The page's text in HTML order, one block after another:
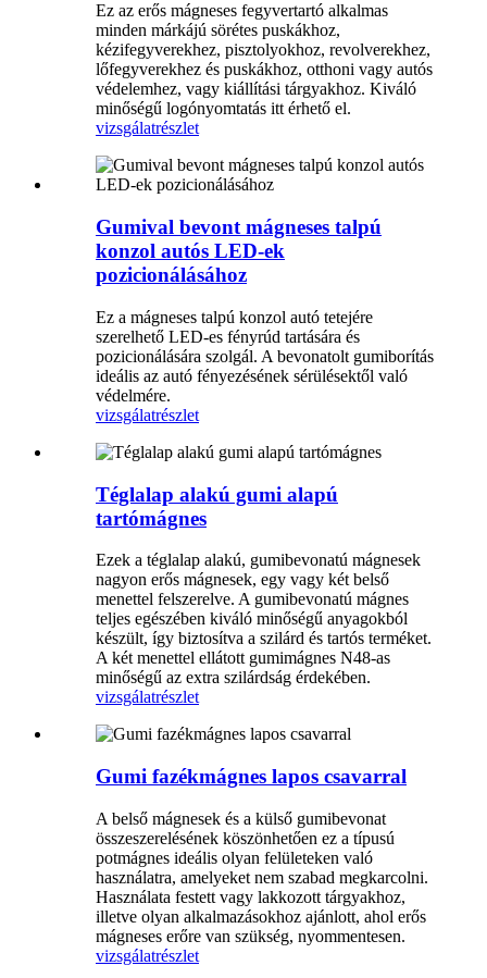
Ez az erős mágneses fegyvertartó alkalmas
minden márkájú sörétes puskákhoz,
kézifegyverekhez, pisztolyokhoz, revolverekhez,
lőfegyverekhez és puskákhoz, otthoni vagy autós
védelemhez, vagy kiállítási tárgyakhoz. Kiváló
minőségű logónyomtatás itt érhető el.
vizsgálatrészlet
Gumival bevont mágneses talpú
konzol autós LED-ek
pozicionálásához
Ez a mágneses talpú konzol autó tetejére
szerelhető LED-es fényrúd tartására és
pozicionálására szolgál. A bevonatolt gumiborítás
ideális az autó fényezésének sérülésektől való
védelmére.
vizsgálatrészlet
Téglalap alakú gumi alapú
tartómágnes
Ezek a téglalap alakú, gumibevonatú mágnesek
nagyon erős mágnesek, egy vagy két belső
menettel felszerelve. A gumibevonatú mágnes
teljes egészében kiváló minőségű anyagokból
készült, így biztosítva a szilárd és tartós terméket.
A két menettel ellátott gumimágnes N48-as
minőségű az extra szilárdság érdekében.
vizsgálatrészlet
Gumi fazékmágnes lapos csavarral
A belső mágnesek és a külső gumibevonat
összeszerelésének köszönhetően ez a típusú
potmágnes ideális olyan felületeken való
használatra, amelyeket nem szabad megkarcolni.
Használata festett vagy lakkozott tárgyakhoz,
illetve olyan alkalmazásokhoz ajánlott, ahol erős
mágneses erőre van szükség, nyommentesen.
vizsgálatrészlet